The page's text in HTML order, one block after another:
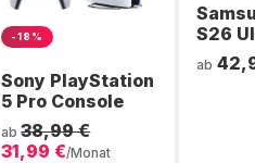
-18%
Sony PlayStation
5 Pro Console
ab 38,99 €
31,99 €/Monat
S26
ab